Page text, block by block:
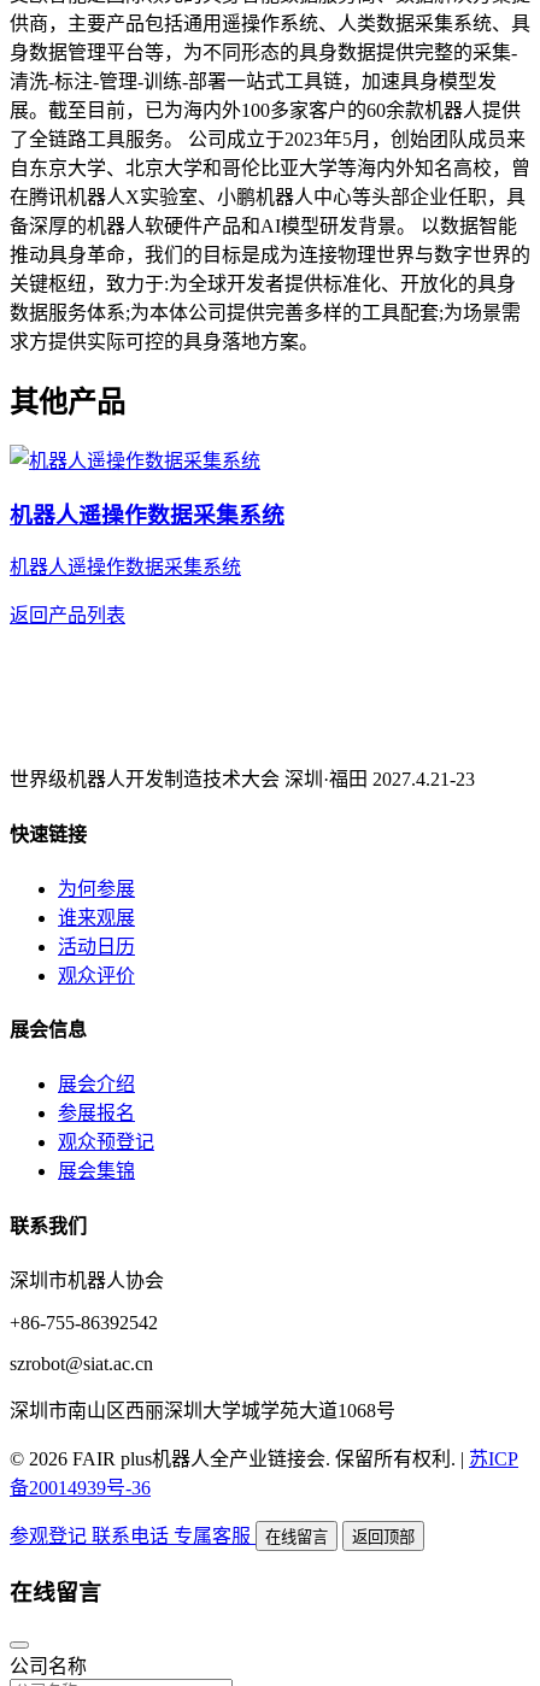
供商，主要产品包括通用遥操作系统、人类数据采集系统、具
身数据管理平台等，为不同形态的具身数据提供完整的采集-
清洗-标注-管理-训练-部署一站式工具链，加速具身模型发
展。截至目前，已为海内外100多家客户的60余款机器人提供
了全链路工具服务。 公司成立于2023年5月，创始团队成员来
自东京大学、北京大学和哥伦比亚大学等海内外知名高校，曾
在腾讯机器人X实验室、小鹏机器人中心等头部企业任职，具
备深厚的机器人软硬件产品和AI模型研发背景。 以数据智能
推动具身革命，我们的目标是成为连接物理世界与数字世界的
关键枢纽，致力于:为全球开发者提供标准化、开放化的具身
数据服务体系;为本体公司提供完善多样的工具配套;为场景需
求方提供实际可控的具身落地方案。
其他产品
机器人遥操作数据采集系统
机器人遥操作数据采集系统
返回产品列表
世界级机器人开发制造技术大会 深圳·福田 2027.4.21-23
快速链接
为何参展
谁来观展
活动日历
观众评价
展会信息
展会介绍
参展报名
观众预登记
展会集锦
联系我们
深圳市机器人协会
+86-755-86392542
szrobot@siat.ac.cn
深圳市南山区西丽深圳大学城学苑大道1068号
© 2026 FAIR plus机器人全产业链接会. 保留所有权利. | 苏ICP
备20014939号-36
参观登记 联系电话 专属客服 在线留言 返回顶部
在线留言
公司名称